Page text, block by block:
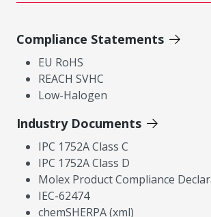
Compliance Statements
EU RoHS
REACH SVHC
Low-Halogen
Industry Documents
IPC 1752A Class C
IPC 1752A Class D
Molex Product Compliance
IEC-62474
chemSHERPA (xml)